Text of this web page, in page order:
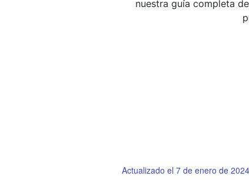
nuestra guía completa
Actualizado el 7 de enero de 2024